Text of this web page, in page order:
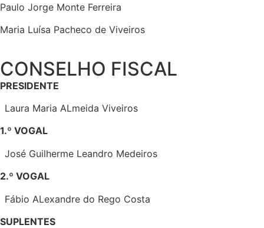
Paulo Jorge Monte Ferreira
Maria Luísa Pacheco de Viveiros
CONSELHO FISCAL
PRESIDENTE
Laura Maria ALmeida Viveiros
1.º VOGAL
José Guilherme Leandro Medeiros
2.º VOGAL
Fábio ALexandre do Rego Costa
SUPLENTES